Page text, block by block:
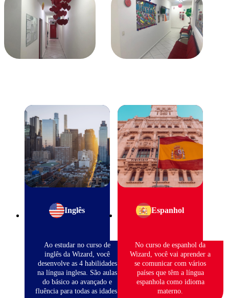
Inglês
Ao estudar no curso de
inglês da Wizard, você
desenvolve as 4 habilidades
na língua inglesa. São aulas
do básico ao avançado e
fluência para todas as idades.
Espanhol
No curso de espanhol da
Wizard, você vai aprender a
se comunicar com vários
países que têm a língua
espanhola como idioma
materno.